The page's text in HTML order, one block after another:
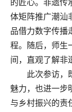
的匠心。非遗传
体矩阵推广潮汕
品借力数字传播
程。随后，师生
间，直观了解非
此次参访，
魅力，也进一步
与乡村振兴的责